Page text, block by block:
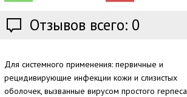
Отзывов всего: 0
Для системного применения: первичные и
рецидивирующие инфекции кожи и слизистых
оболочек, вызванные вирусом простого герпеса